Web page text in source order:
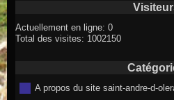
Actuellement en ligne: 0
Total des visites: 1002150
A propos du site saint-andre-d-